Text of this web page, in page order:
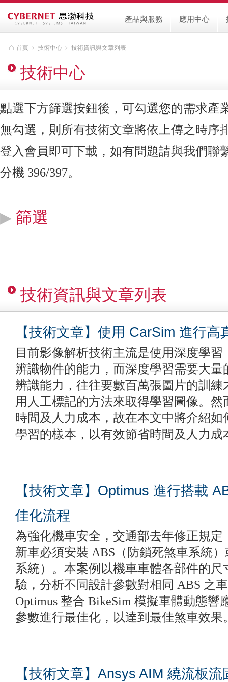
應用中心
產品與服務
首頁 ﹥ 技術中心 ﹥ 技術資訊與文章列表
技術中心
點選下方篩選按鈕後，可勾選您的需求產
無勾選，則所有技術文章將依上傳之時序
登入會員即可下載，如有問題請與我們聯
分機 396/397。
▶ 篩選
技術資訊與文章列表
【技術文章】使用 CarSim 進行高
目前影像解析技術主流是使用深度學習
辨識物件的能力，而深度學習需要大
辨識能力，往往要數百萬張圖片的訓
用人工標記的方法來取得學習圖像。
時間及人力成本，故在本文中將介紹如
學習的樣本，以有效節省時間及人力成
【技術文章】Optimus 進行搭載
佳化流程
為強化機車安全，交通部去年修正規
新車必須安裝 ABS（防鎖死煞車系統
系統）。本案例以機車車體各部件的
驗，分析不同設計參數對相同 ABS 之
Optimus 整合 BikeSim 模擬車體動態響
參數進行最佳化，以達到最佳煞車效果
【技術文章】Ansys AIM 繞流板